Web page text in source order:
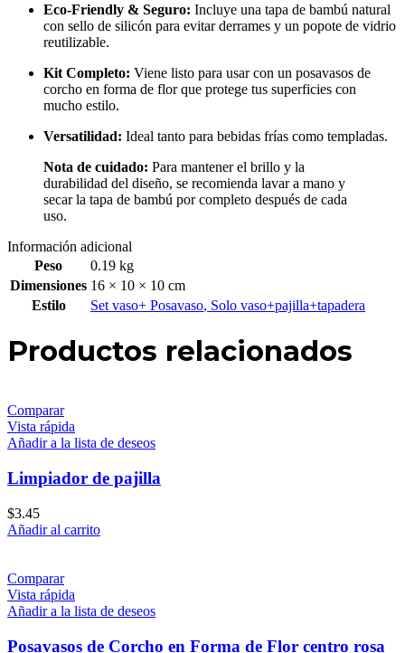
Eco-Friendly & Seguro: Incluye una tapa de bambú natural
con sello de silicón para evitar derrames y un popote de vidrio
reutilizable.
Kit Completo: Viene listo para usar con un posavasos de
corcho en forma de flor que protege tus superficies con
mucho estilo.
Versatilidad: Ideal tanto para bebidas frías como templadas.
Nota de cuidado: Para mantener el brillo y la
durabilidad del diseño, se recomienda lavar a mano y
secar la tapa de bambú por completo después de cada
uso.
Información adicional
Peso
0.19 kg
Dimensiones 16 × 10 × 10 cm
Estilo
Set vaso+ Posavaso, Solo vaso+pajilla+tapadera
Productos relacionados
Comparar
Vista rápida
Añadir a la lista de deseos
Limpiador de pajilla
$3.45
Añadir al carrito
Comparar
Vista rápida
Añadir a la lista de deseos
Posavasos de Corcho en Forma de Flor centro rosa